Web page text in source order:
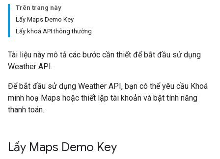
Trên trang này
Lấy Maps Demo Key
Lấy khoá API thông thường
Tài liệu này mô tả các bước cần thiết để bắt đầu sử dụng
Weather API.
Để bắt đầu sử dụng Weather API, bạn có thể yêu cầu Khoá
minh hoạ Maps hoặc thiết lập tài khoản và bật tính năng
thanh toán.
Lấy Maps Demo Key